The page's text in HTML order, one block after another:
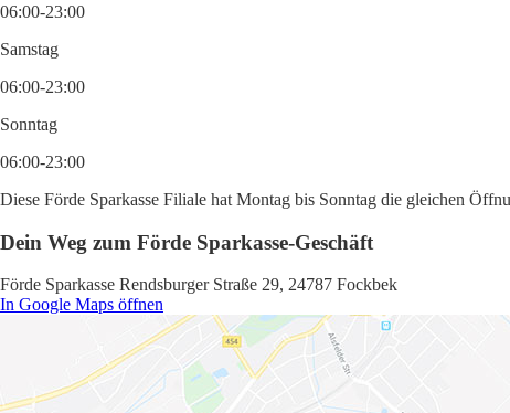
06:00-23:00
Samstag
06:00-23:00
Sonntag
06:00-23:00
Diese Förde Sparkasse Filiale hat Montag bis Sonntag die gleichen
Dein Weg zum Förde Sparkasse-Geschäft
Förde Sparkasse Rendsburger Straße 29, 24787 Fockbek
In Google Maps öffnen